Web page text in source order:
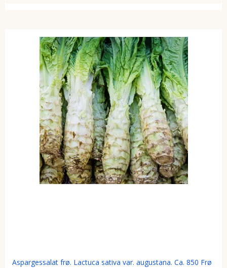
Aspargessalat frø. Lactuca sativa var. augustana. Ca. 850 Frø